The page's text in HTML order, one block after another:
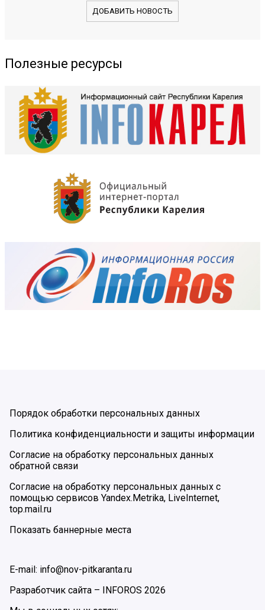
ДОБАВИТЬ НОВОСТЬ
Полезные ресурсы
Порядок обработки персональных данных
Политика конфиденциальности и защиты информации
Согласие на обработку персональных данных
обратной связи
Согласие на обработку персональных данных с
помощью сервисов Yandex.Metrika, LiveInternet,
top.mail.ru
Показать баннерные места
E-mail: info@nov-pitkaranta.ru
Разработчик сайта –
INFOROS 2026